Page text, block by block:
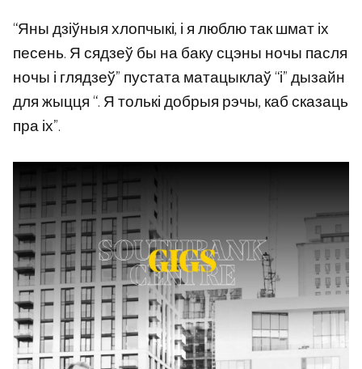
“Яны дзіўныя хлопчыкі, і я люблю так шмат іх
песень. Я сядзеў бы на баку сцэны ночы пасля
ночы і глядзеў” пустата матацыклаў “і” дызайн
для жыцця “. Я толькі добрыя рэчы, каб сказаць
пра іх”.